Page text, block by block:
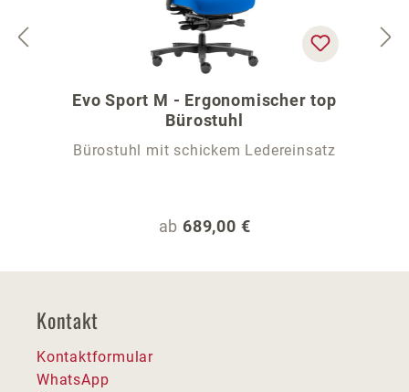
Evo Sport M - Ergonomischer top
Bürostuhl
Bürostuhl mit schickem Ledereinsatz
Regulärer Preis:
ab 689,00 €
Kontakt
Kontaktformular
WhatsApp